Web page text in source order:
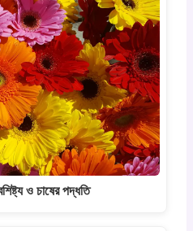
ও চাষের পদ্ধতি